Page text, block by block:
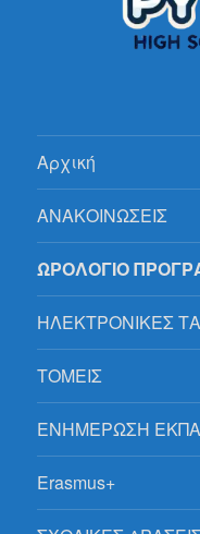
Αρχική
ΑΝΑΚΟΙΝΩΣΕΙΣ
ΩΡΟΛΟΓΙΟ
ΗΛΕΚΤΡΟΝΙΚΕΣ
ΤΟΜΕΙΣ
ΕΝΗΜΕΡΩΣΗ
Erasmus+